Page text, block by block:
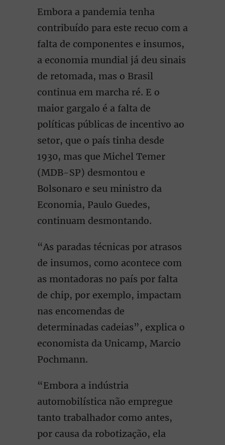
Embora a pandemia tenha
contribuído para este recuo com a
falta de componentes e insumos,
a economia mundial já deu sinais
de retomada, mas o Brasil
continua em marcha ré. E o
maior gargalo é a falta de
políticas públicas de incentivo ao
setor, que o país tinha desde
1930, mas que Michel Temer
(MDB-SP) desmontou e
Bolsonaro e seu ministro da
Economia, Paulo Guedes,
continuam desmontando.
“As paradas técnicas por atrasos
de insumos, como acontece com
as montadoras no país por falta
de chip, por exemplo, impactam
nas encomendas de
determinadas cadeias”, explica o
economista da Unicamp, Marcio
Pochmann.
“Embora a indústria
automobilística não empregue
tanto trabalhador como antes,
por causa da robotização, ela